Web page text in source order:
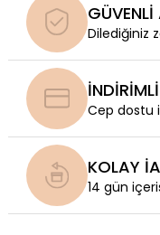
GÜVENLİ
Dilediğiniz
Cep dostu
KOLAY
14 gün